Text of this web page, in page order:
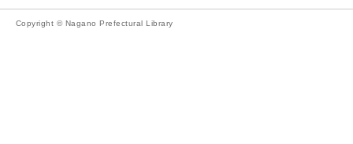
Copyright © Nagano Prefectural Library